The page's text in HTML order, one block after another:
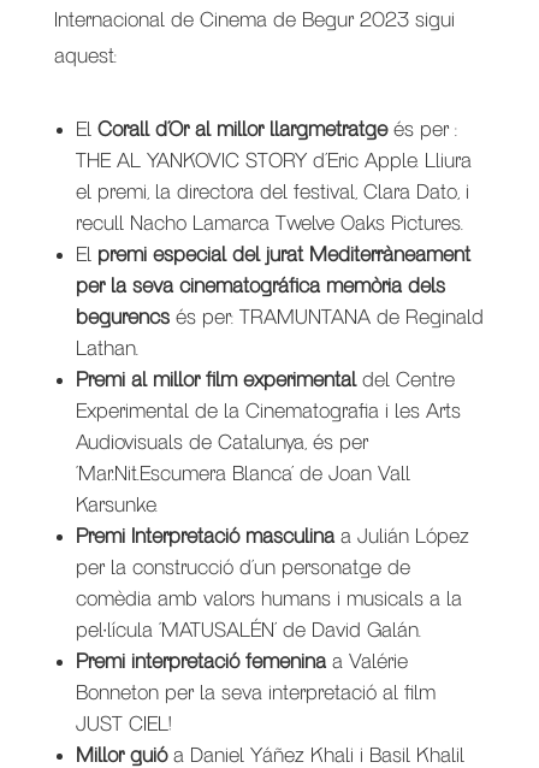
Internacional de Cinema de Begur 2023 sigui
aquest:
El Corall d’Or al millor llargmetratgeés per :
THE AL YANKOVIC STORY d’Eric Apple. Lliura
el premi, la directora del festival, Clara Dato, i
recull Nacho Lamarca Twelve Oaks Pictures.
El premi especial del jurat Mediterràneament
per la seva cinematográfica memòria dels
begurencsés per: TRAMUNTANA de Reginald
Lathan.
Premi al millor film experimental del Centre
Experimental de la Cinematografia i les Arts
Audiovisuals de Catalunya, és per
‘Mar.Nit.Escumera Blanca’ de Joan Vall
Karsunke.
Premi Interpretació masculina a Julián López
per la construcció d’un personatge de
comèdia amb valors humans i musicals a la
pel·lícula ‘MATUSALÉN’ de David Galán.
Premi interpretació femeninaa Valérie
Bonneton per la seva interpretació al film
JUST CIEL!
Millor guióa Daniel Yáñez Khali i Basil Khalil